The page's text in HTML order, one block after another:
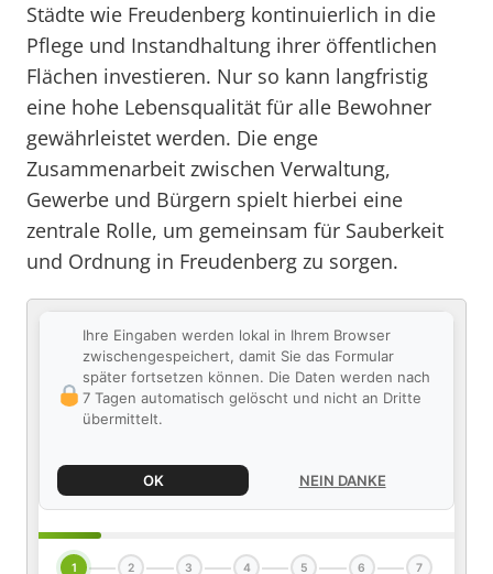
Städte wie Freudenberg kontinuierlich in die
Pflege und Instandhaltung ihrer öffentlichen
Flächen investieren. Nur so kann langfristig
eine hohe Lebensqualität für alle Bewohner
gewährleistet werden. Die enge
Zusammenarbeit zwischen Verwaltung,
Gewerbe und Bürgern spielt hierbei eine
zentrale Rolle, um gemeinsam für Sauberkeit
und Ordnung in Freudenberg zu sorgen.
Ihre Eingaben werden lokal in Ihrem Browser
zwischengespeichert, damit Sie das Formular
später fortsetzen können. Die Daten werden nach
7 Tagen automatisch gelöscht und nicht an Dritte
übermittelt.
OK NEIN DANKE
1 2 3 4 5 6 7